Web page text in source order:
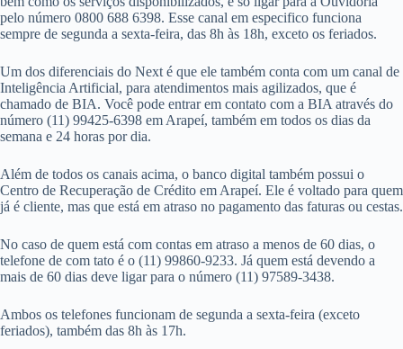
pelo número 0800 688 6398. Esse canal em especifico funciona
sempre de segunda a sexta-feira, das 8h às 18h, exceto os feriados.
Um dos diferenciais do Next é que ele também conta com um canal de
Inteligência Artificial, para atendimentos mais agilizados, que é
chamado de BIA. Você pode entrar em contato com a BIA através do
número (11) 99425-6398 em Arapeí, também em todos os dias da
semana e 24 horas por dia.
Além de todos os canais acima, o banco digital também possui o
Centro de Recuperação de Crédito em Arapeí. Ele é voltado para quem
já é cliente, mas que está em atraso no pagamento das faturas ou cestas.
No caso de quem está com contas em atraso a menos de 60 dias, o
telefone de com tato é o (11) 99860-9233. Já quem está devendo a
mais de 60 dias deve ligar para o número (11) 97589-3438.
Ambos os telefones funcionam de segunda a sexta-feira (exceto
feriados), também das 8h às 17h.